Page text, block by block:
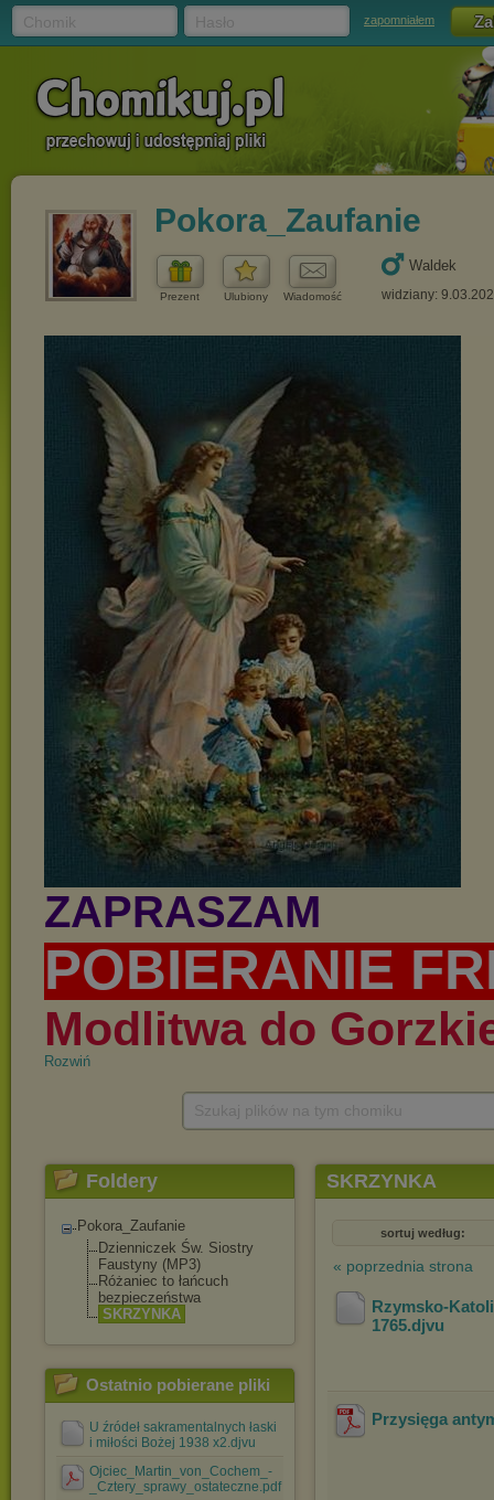
zapomniałem
Pokora_Zaufanie
Prezent Ulubiony Wiadomość
Waldek
widziany:
Rozwiń
Foldery
Pokora_Zaufanie
Dzienniczek Św. Siostry
Faustyny (MP3)
Różaniec to łańcuch
bezpieczeństwa
SKRZYNKA
Ostatnio pobierane pliki
U źródeł sakramentalnych łaski
i miłości Bożej 1938 x2.djvu
Ojciec_Martin_von_Cochem_-
_Cztery_sprawy_ostateczne.pdf
SKRZYNKA
sortuj według:
« poprzednia strona
Rzymsko-
1765.djvu
Przysięga